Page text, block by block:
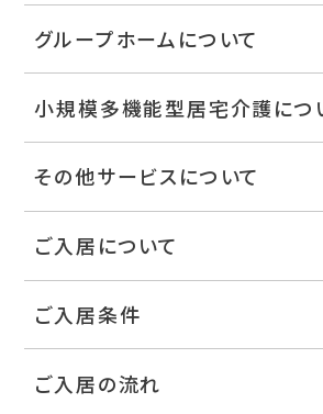
グループホームについて
小規模多機能型居宅介護につ
その他サービスについて
ご入居について
ご入居条件
ご入居の流れ